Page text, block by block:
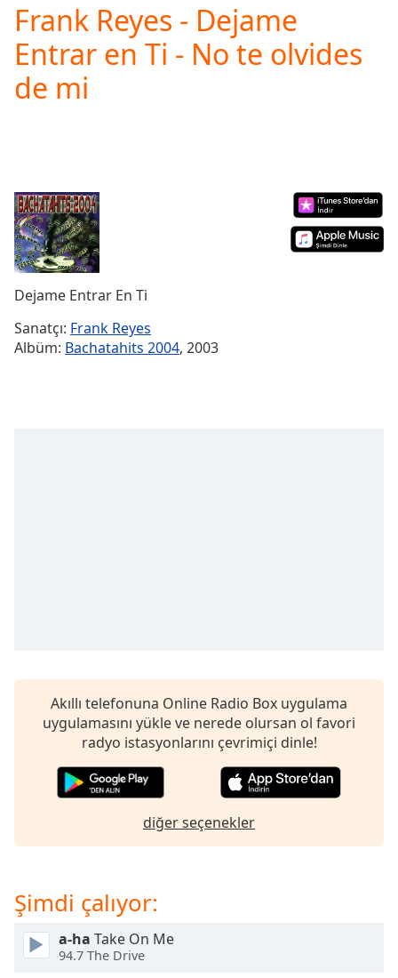
Video
Play
Skip
Backward
Skip
Forward
Duration-:-
Loaded:
0.00%
Stream
TypeLIVE
Seek to
live,
currently
behind
liveLIVE
subtitles
settings,
subtitles
settings
Audio
Picture-
Frank Reyes - Dejame
Entrar en Ti - No te olvides
de mi
Dejame Entrar En Ti
Sanatçı: Frank Reyes
Albüm: Bachatahits 2004, 2003
Akıllı telefonuna Online Radio Box uygulama
uygulamasını yükle ve nerede olursan ol favori
radyo istasyonlarını çevrimiçi dinle!
diğer seçenekler
Şimdi çalıyor:
a-ha Take On Me
94.7 The Drive